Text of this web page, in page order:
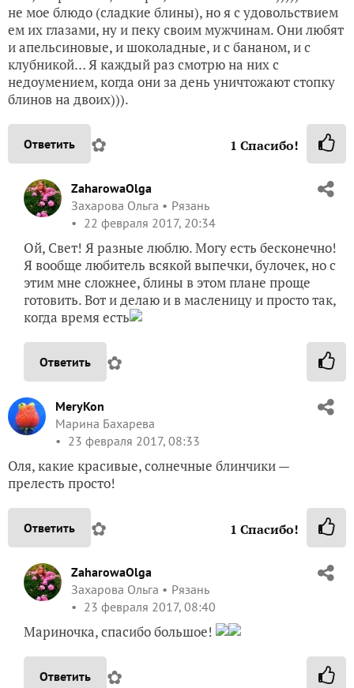
не мое блюдо (сладкие блины), но я с удовольствием
ем их глазами, ну и пеку своим мужчинам. Они любят
и апельсиновые, и шоколадные, и с бананом, и с
клубникой… Я каждый раз смотрю на них с
недоумением, когда они за день уничтожают стопку
блинов на двоих))).
Ответить ✿ 1 Спасибо!
ZaharowaOlga
Захарова Ольга
Рязань
22 февраля 2017, 20:34
Ой, Свет! Я разные люблю. Могу есть бесконечно!
Я вообще любитель всякой выпечки, булочек, но с
этим мне сложнее, блины в этом плане проще
готовить. Вот и делаю и в масленицу и просто так,
когда время есть
Ответить ✿
MeryKon
Марина Бахарева
23 февраля 2017, 08:33
Оля, какие красивые, солнечные блинчики —
прелесть просто!
Ответить ✿ 1 Спасибо!
ZaharowaOlga
Захарова Ольга
Рязань
23 февраля 2017, 08:40
Мариночка, спасибо большое!
Ответить ✿